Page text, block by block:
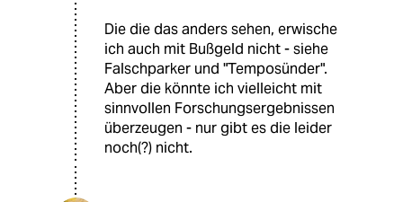
Die die das anders sehen, erwische
ich auch mit Bußgeld nicht - siehe
Falschparker und "Temposünder".
Aber die könnte ich vielleicht mit
sinnvollen Forschungsergebnissen
überzeugen - nur gibt es die leider
noch(?) nicht.